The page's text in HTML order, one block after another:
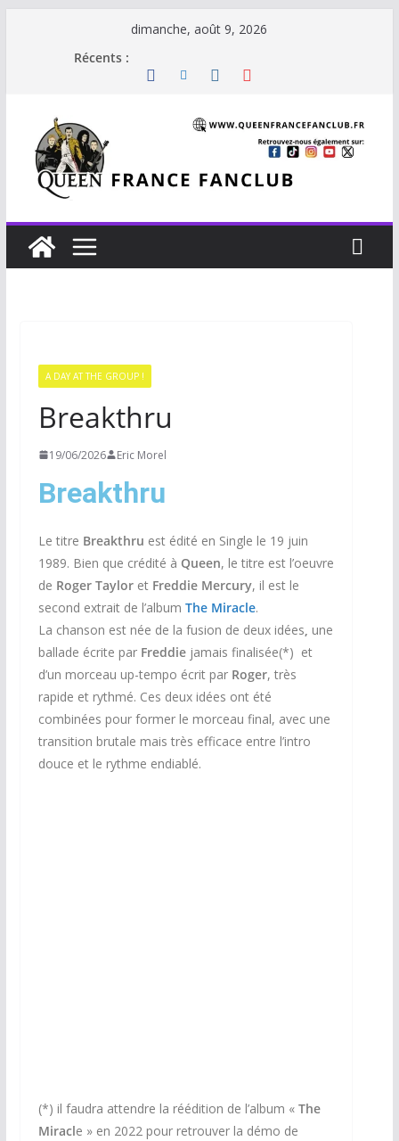
dimanche, août 9, 2026
Récents :
A DAY AT THE GROUP !
Breakthru
19/06/2026 Eric Morel
Breakthru
Le titre Breakthru est édité en Single le 19 juin
1989. Bien que crédité à Queen, le titre est l’oeuvre
de Roger Tayloret Freddie Mercury, il est le
second extrait de l’album The Miracle.
La chanson est née de la fusion de deux idées, une
ballade écrite par Freddiejamais finalisée(*) et
d’un morceau up-tempo écrit par Roger, très
rapide et rythmé. Ces deux idées ont été
combinées pour former le morceau final, avec une
transition brutale mais très efficace entre l’intro
douce et le rythme endiablé.
(*) il faudra attendre la réédition de l’album « The
Miracle » en 2022 pour retrouver la démo de